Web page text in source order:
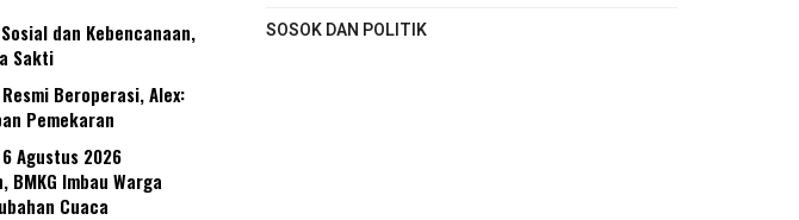
dan Kebencanaan,
Sakti
Beroperasi, Alex:
Pemekaran
Agustus 2026
BMKG Imbau Warga
Cuaca
SOSOK DAN POLITIK